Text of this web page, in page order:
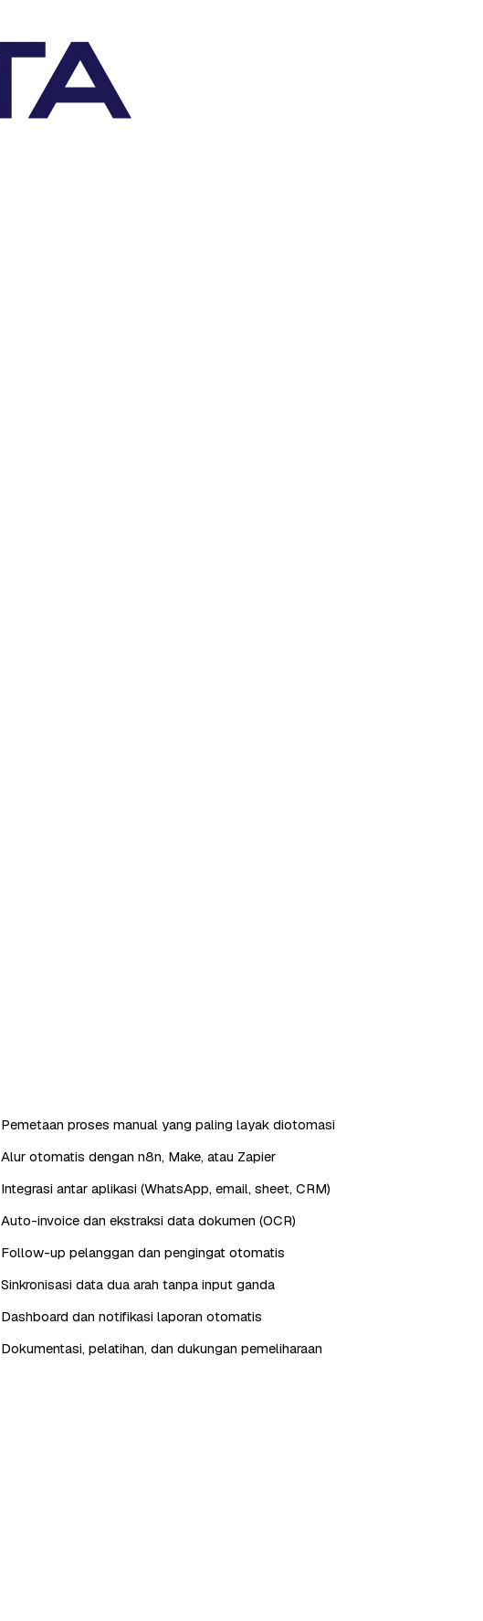
Pemetaan proses manual yang paling layak diotomasi
Alur otomatis dengan n8n, Make, atau Zapier
Integrasi antar aplikasi (WhatsApp, email, sheet, CRM)
Auto-invoice dan ekstraksi data dokumen (OCR)
Follow-up pelanggan dan pengingat otomatis
Sinkronisasi data dua arah tanpa input ganda
Dashboard dan notifikasi laporan otomatis
Dokumentasi, pelatihan, dan dukungan pemeliharaan